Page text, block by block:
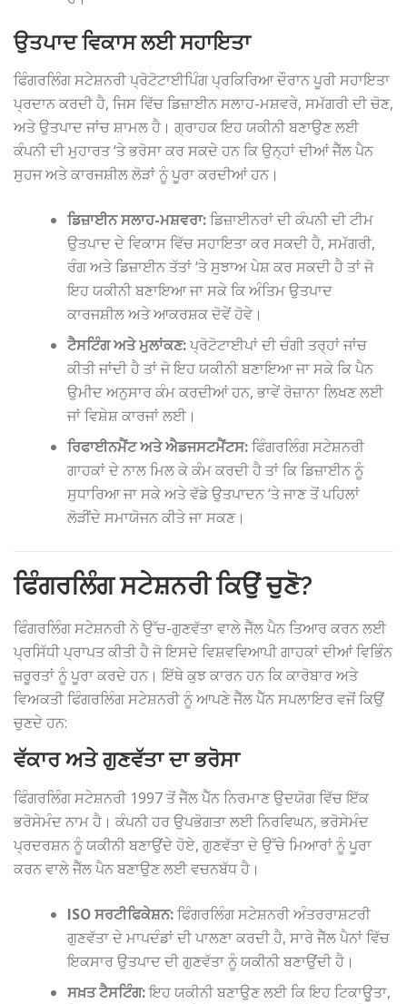
ਉਤਪਾਦ ਵਿਕਾਸ ਲਈ ਸਹਾਇਤਾ
ਫਿੰਗਰਲਿੰਗ ਸਟੇਸ਼ਨਰੀ ਪ੍ਰੋਟੋਟਾਈਪਿੰਗ ਪ੍ਰਕਿਰਿਆ ਦੌਰਾਨ ਪੂਰੀ ਸਹਾਇਤਾ
ਪ੍ਰਦਾਨ ਕਰਦੀ ਹੈ, ਜਿਸ ਵਿੱਚ ਡਿਜ਼ਾਈਨ ਸਲਾਹ-ਮਸ਼ਵਰੇ, ਸਮੱਗਰੀ ਦੀ ਚੋਣ,
ਅਤੇ ਉਤਪਾਦ ਜਾਂਚ ਸ਼ਾਮਲ ਹੈ। ਗ੍ਰਾਹਕ ਇਹ ਯਕੀਨੀ ਬਣਾਉਣ ਲਈ
ਕੰਪਨੀ ਦੀ ਮੁਹਾਰਤ ‘ਤੇ ਭਰੋਸਾ ਕਰ ਸਕਦੇ ਹਨ ਕਿ ਉਨ੍ਹਾਂ ਦੀਆਂ ਜੈੱਲ ਪੈਨ
ਸੁਹਜ ਅਤੇ ਕਾਰਜਸ਼ੀਲ ਲੋੜਾਂ ਨੂੰ ਪੂਰਾ ਕਰਦੀਆਂ ਹਨ।
ਡਿਜ਼ਾਈਨ ਸਲਾਹ-ਮਸ਼ਵਰਾ:ਡਿਜ਼ਾਈਨਰਾਂ ਦੀ ਕੰਪਨੀ ਦੀ ਟੀਮ
ਉਤਪਾਦ ਦੇ ਵਿਕਾਸ ਵਿੱਚ ਸਹਾਇਤਾ ਕਰ ਸਕਦੀ ਹੈ, ਸਮੱਗਰੀ,
ਰੰਗ ਅਤੇ ਡਿਜ਼ਾਈਨ ਤੱਤਾਂ ‘ਤੇ ਸੁਝਾਅ ਪੇਸ਼ ਕਰ ਸਕਦੀ ਹੈ ਤਾਂ ਜੋ
ਇਹ ਯਕੀਨੀ ਬਣਾਇਆ ਜਾ ਸਕੇ ਕਿ ਅੰਤਿਮ ਉਤਪਾਦ
ਕਾਰਜਸ਼ੀਲ ਅਤੇ ਆਕਰਸ਼ਕ ਦੋਵੇਂ ਹੋਵੇ।
ਟੈਸਟਿੰਗ ਅਤੇ ਮੁਲਾਂਕਣ:ਪ੍ਰੋਟੋਟਾਈਪਾਂ ਦੀ ਚੰਗੀ ਤਰ੍ਹਾਂ ਜਾਂਚ
ਕੀਤੀ ਜਾਂਦੀ ਹੈ ਤਾਂ ਜੋ ਇਹ ਯਕੀਨੀ ਬਣਾਇਆ ਜਾ ਸਕੇ ਕਿ ਪੈਨ
ਉਮੀਦ ਅਨੁਸਾਰ ਕੰਮ ਕਰਦੀਆਂ ਹਨ, ਭਾਵੇਂ ਰੋਜ਼ਾਨਾ ਲਿਖਣ ਲਈ
ਜਾਂ ਵਿਸ਼ੇਸ਼ ਕਾਰਜਾਂ ਲਈ।
ਰਿਫਾਈਨਮੈਂਟ ਅਤੇ ਐਡਜਸਟਮੈਂਟਸ:ਫਿੰਗਰਲਿੰਗ ਸਟੇਸ਼ਨਰੀ
ਗਾਹਕਾਂ ਦੇ ਨਾਲ ਮਿਲ ਕੇ ਕੰਮ ਕਰਦੀ ਹੈ ਤਾਂ ਕਿ ਡਿਜ਼ਾਈਨ ਨੂੰ
ਸੁਧਾਰਿਆ ਜਾ ਸਕੇ ਅਤੇ ਵੱਡੇ ਉਤਪਾਦਨ ‘ਤੇ ਜਾਣ ਤੋਂ ਪਹਿਲਾਂ
ਲੋੜੀਂਦੇ ਸਮਾਯੋਜਨ ਕੀਤੇ ਜਾ ਸਕਣ।
ਫਿੰਗਰਲਿੰਗ ਸਟੇਸ਼ਨਰੀ ਕਿਉਂ ਚੁਣੋ?
ਫਿੰਗਰਲਿੰਗ ਸਟੇਸ਼ਨਰੀ ਨੇ ਉੱਚ-ਗੁਣਵੱਤਾ ਵਾਲੇ ਜੈੱਲ ਪੈਨ ਤਿਆਰ ਕਰਨ ਲਈ
ਪ੍ਰਸਿੱਧੀ ਪ੍ਰਾਪਤ ਕੀਤੀ ਹੈ ਜੋ ਇਸਦੇ ਵਿਸ਼ਵਵਿਆਪੀ ਗਾਹਕਾਂ ਦੀਆਂ ਵਿਭਿੰਨ
ਜ਼ਰੂਰਤਾਂ ਨੂੰ ਪੂਰਾ ਕਰਦੇ ਹਨ। ਇੱਥੇ ਕੁਝ ਕਾਰਨ ਹਨ ਕਿ ਕਾਰੋਬਾਰ ਅਤੇ
ਵਿਅਕਤੀ ਫਿੰਗਰਲਿੰਗ ਸਟੇਸ਼ਨਰੀ ਨੂੰ ਆਪਣੇ ਜੈੱਲ ਪੈੱਨ ਸਪਲਾਇਰ ਵਜੋਂ ਕਿਉਂ
ਚੁਣਦੇ ਹਨ:
ਵੱਕਾਰ ਅਤੇ ਗੁਣਵੱਤਾ ਦਾ ਭਰੋਸਾ
ਫਿੰਗਰਲਿੰਗ ਸਟੇਸ਼ਨਰੀ 1997 ਤੋਂ ਜੈੱਲ ਪੈੱਨ ਨਿਰਮਾਣ ਉਦਯੋਗ ਵਿੱਚ ਇੱਕ
ਭਰੋਸੇਮੰਦ ਨਾਮ ਹੈ। ਕੰਪਨੀ ਹਰ ਉਪਭੋਗਤਾ ਲਈ ਨਿਰਵਿਘਨ, ਭਰੋਸੇਮੰਦ
ਪ੍ਰਦਰਸ਼ਨ ਨੂੰ ਯਕੀਨੀ ਬਣਾਉਂਦੇ ਹੋਏ, ਗੁਣਵੱਤਾ ਦੇ ਉੱਚੇ ਮਿਆਰਾਂ ਨੂੰ ਪੂਰਾ
ਕਰਨ ਵਾਲੇ ਜੈੱਲ ਪੈਨ ਬਣਾਉਣ ਲਈ ਵਚਨਬੱਧ ਹੈ।
ISO ਸਰਟੀਫਿਕੇਸ਼ਨ:ਫਿੰਗਰਲਿੰਗ ਸਟੇਸ਼ਨਰੀ ਅੰਤਰਰਾਸ਼ਟਰੀ
ਗੁਣਵੱਤਾ ਦੇ ਮਾਪਦੰਡਾਂ ਦੀ ਪਾਲਣਾ ਕਰਦੀ ਹੈ, ਸਾਰੇ ਜੈੱਲ ਪੈਨਾਂ ਵਿੱਚ
ਇਕਸਾਰ ਉਤਪਾਦ ਦੀ ਗੁਣਵੱਤਾ ਨੂੰ ਯਕੀਨੀ ਬਣਾਉਂਦੀ ਹੈ।
ਸਖ਼ਤ ਟੈਸਟਿੰਗ:ਇਹ ਯਕੀਨੀ ਬਣਾਉਣ ਲਈ ਕਿ ਇਹ ਟਿਕਾਊਤਾ,